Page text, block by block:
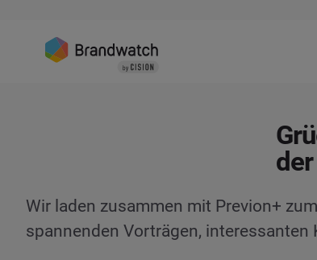
Wir laden zusammen mit Previon+
spannenden Vorträgen,